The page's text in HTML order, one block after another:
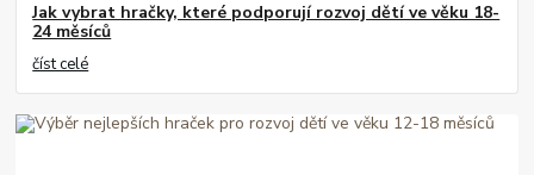
Jak vybrat hračky, které podporují rozvoj dětí ve věku 18-
24 měsíců
číst celé